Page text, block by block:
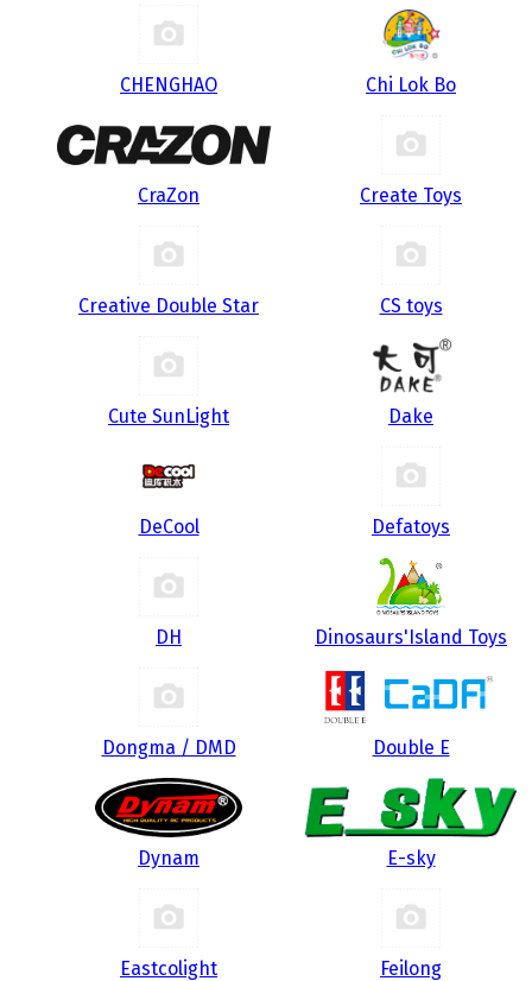
CHENGHAO Chi Lok Bo
CraZon Create Toys
Creative Double Star CS toys
Cute SunLight Dake
DeCool Defatoys
DH Dinosaurs'Island Toys
Dongma / DMD Double E
Dynam E-sky
Eastcolight Feilong